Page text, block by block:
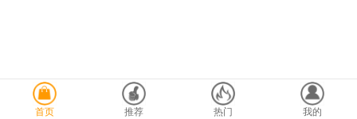
首页 推荐 热门 我的